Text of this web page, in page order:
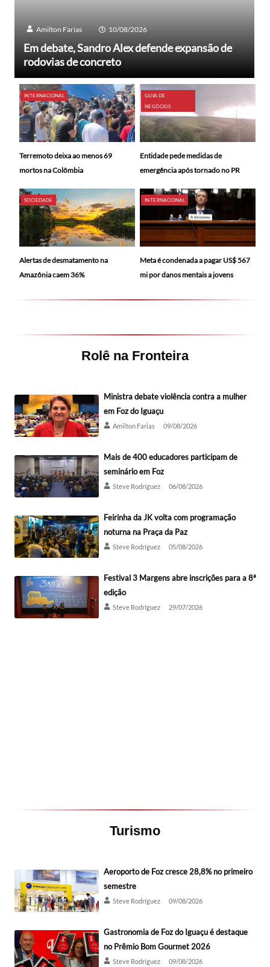
Amilton Farias 10/08/2026
Em debate, Sandro Alex defende expansão de
rodovias de concreto
INTERNACIONAL
Terremoto deixa ao menos 69
mortos na Colômbia
GUIA DE
NEGÓCIOS
Entidade pede medidas de
emergência após tornado no PR
SOCIEDADE
Alertas de desmatamento na
Amazônia caem 36%
INTERNACIONAL
Meta é condenada a pagar US$ 567
mi por danos mentais a jovens
Rolê na Fronteira
Ministra debate violência contra a mulher
em Foz do Iguaçu
Amilton Farias 09/08/2026
Mais de 400 educadores participam de
seminário em Foz
Steve Rodríguez 06/08/2026
Feirinha da JK volta com programação
noturna na Praça da Paz
Steve Rodríguez 05/08/2026
Festival 3 Margens abre inscrições para a 8ª
edição
Steve Rodríguez 29/07/2026
Turismo
Aeroporto de Foz cresce 28,8% no primeiro
semestre
Steve Rodríguez 09/08/2026
Gastronomia de Foz do Iguaçu é destaque
no Prêmio Bom Gourmet 2026
Steve Rodríguez 09/08/2026